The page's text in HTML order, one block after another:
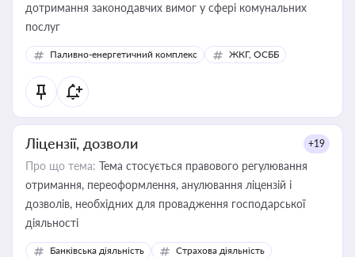
дотримання законодавчих вимог у сфері комунальних
послуг
Паливно-енергетичний комплекс ЖКГ, ОСББ
Ліцензії, дозволи +19
Про що тема: Тема стосується правового регулювання
отримання, переоформлення, анулювання ліцензій і
дозволів, необхідних для провадження господарської
діяльності
Банківська діяльність
Страхова діяльність